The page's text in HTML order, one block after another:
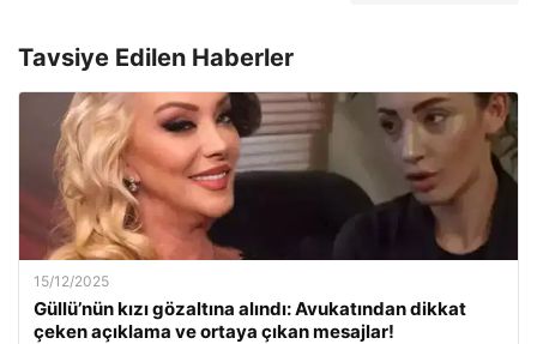
Tavsiye Edilen Haberler
15/12/2025
Güllü’nün kızı gözaltına alındı: Avukatından dikkat
çeken açıklama ve ortaya çıkan mesajlar!